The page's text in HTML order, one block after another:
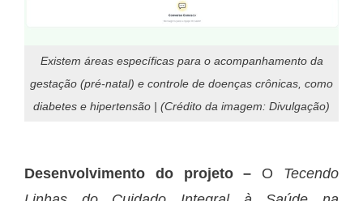
Existem áreas específicas para o acompanhamento da
gestação (pré-natal) e controle de doenças crônicas, como
diabetes e hipertensão | (Crédito da imagem: Divulgação)
Desenvolvimento do projeto – O Tecendo